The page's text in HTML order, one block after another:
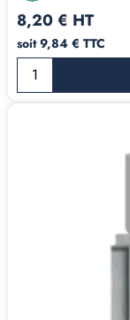
8,20 € HT
soit 9,84 € TTC